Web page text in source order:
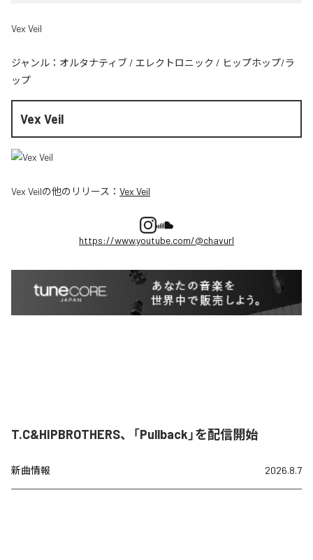
Vex Veil
ジャンル： オルタナティブ / エレクトロニック / ヒップホップ/ラ
ップ
Vex Veil
Vex Veilの他のリリース： Vex Veil
https://www.youtube.com/@chavurl
T.C&HIPBROTHERS、「Pullback」を配信開始
新曲情報 2026.8.7